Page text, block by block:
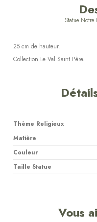
Statue
25 cm de hauteur.
Collection Le Val Saint Père.
Thème Religieux
Matière
Couleur
Taille Statue
Vous